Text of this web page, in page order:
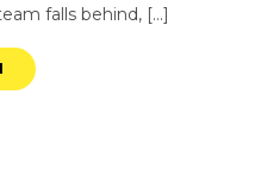
falls behind, […]